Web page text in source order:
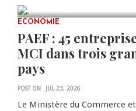
0 COMMENTS
ECONOMIE
PAEF : 45
MCI dans trois
pays
POST ON JUL 23, 2026
Le Ministère du Commerce